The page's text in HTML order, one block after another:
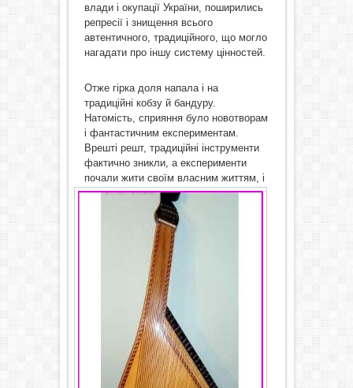
влади і окупації України, поширились
репресії і знищення всього
автентичного, традиційного, що могло
нагадати про іншу систему цінностей.
Отже гірка доля напала і на
традиційні кобзу й бандуру.
Натомість, сприяння було новотворам
і фантастичним експериментам.
Врешті решт, традиційні інструменти
фактично зникли, а експерименти
почали житисвоїм власним життям, і